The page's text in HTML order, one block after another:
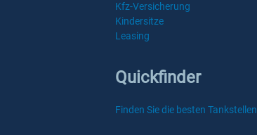
Kfz-Versicherung
Kindersitze
Leasing
Quickfinder
Finden Sie die besten Tankstellen